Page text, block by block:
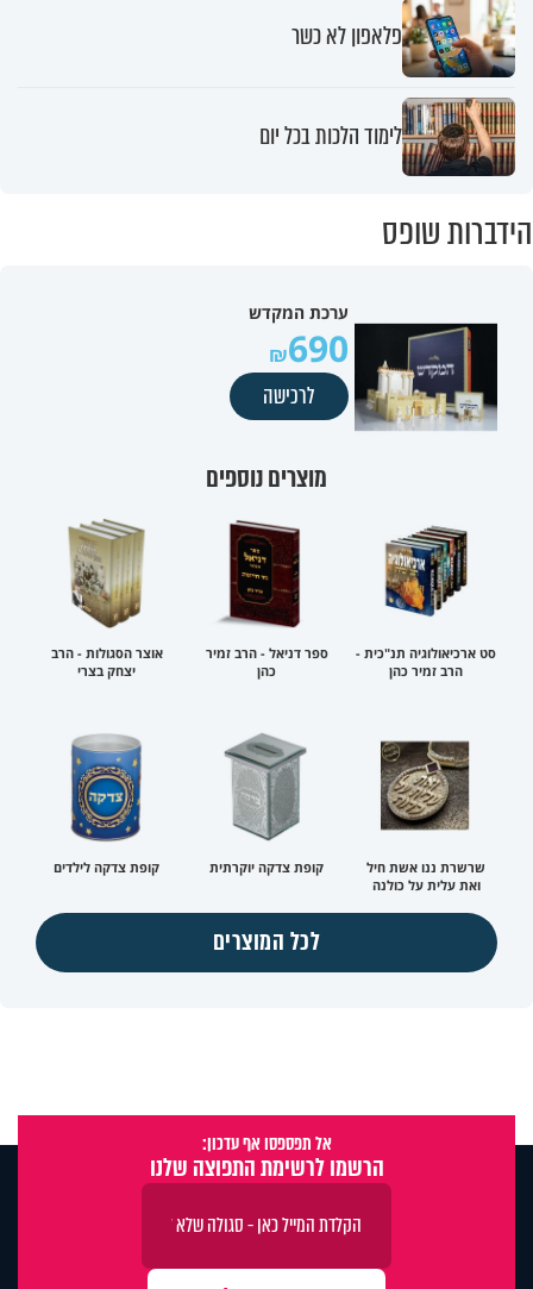
פלאפון לא כשר
לימוד הלכות בכל יום
הידברות שופס
ערכת המקדש
690
לרכישה
מוצרים נוספים
סט ארכיאולוגיה תנ"כית -
הרב זמיר כהן
ספר דניאל - הרב זמיר
כהן
אוצר הסגולות - הרב
יצחק בצרי
שרשרת ננו אשת חיל
ואת עלית על כולנה
קופת צדקה יוקרתית קופת צדקה לילדים
לכל המוצרים
אל תפספסו אף עדכון:
הרשמו לרשימת התפוצה שלנו